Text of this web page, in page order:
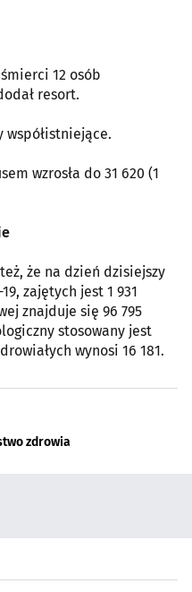
12 osób
resort.
współistniejące.
wzrosła do 31 620 (1
że na dzień dzisiejszy
zajętych jest 1 931
znajduje się 96 795
stosowany jest
wynosi 16 181.
zdrowia